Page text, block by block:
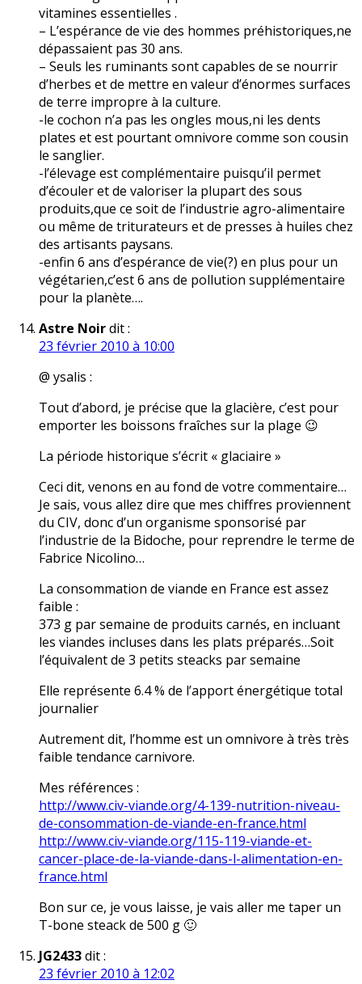
vitamines essentielles .
– L’espérance de vie des hommes préhistoriques,ne
dépassaient pas 30 ans.
– Seuls les ruminants sont capables de se nourrir
d’herbes et de mettre en valeur d’énormes surfaces
de terre impropre à la culture.
-le cochon n’a pas les ongles mous,ni les dents
plates et est pourtant omnivore comme son cousin
le sanglier.
-l’élevage est complémentaire puisqu’il permet
d’écouler et de valoriser la plupart des sous
produits,que ce soit de l’industrie agro-alimentaire
ou même de triturateurs et de presses à huiles chez
des artisants paysans.
-enfin 6 ans d’espérance de vie(?) en plus pour un
végétarien,c’est 6 ans de pollution supplémentaire
pour la planète….
Astre Noirdit :
23 février 2010 à 10:00
@ ysalis :
Tout d’abord, je précise que la glacière, c’est pour
emporter les boissons fraîches sur la plage 😉
La période historique s’écrit « glaciaire »
Ceci dit, venons en au fond de votre commentaire…
Je sais, vous allez dire que mes chiffres proviennent
du CIV, donc d’un organisme sponsorisé par
l’industrie de la Bidoche, pour reprendre le terme de
Fabrice Nicolino…
La consommation de viande en France est assez
faible :
373 g par semaine de produits carnés, en incluant
les viandes incluses dans les plats préparés…Soit
l’équivalent de 3 petits steacks par semaine
Elle représente 6.4 % de l’apport énergétique total
journalier
Autrement dit, l’homme est un omnivore à très très
faible tendance carnivore.
Mes références :
http://www.civ-viande.org/4-139-nutrition-niveau-
de-consommation-de-viande-en-france.html
http://www.civ-viande.org/115-119-viande-et-
cancer-place-de-la-viande-dans-l-alimentation-en-
france.html
Bon sur ce, je vous laisse, je vais aller me taper un
T-bone steack de 500 g 🙂
JG2433dit :
23 février 2010 à 12:02